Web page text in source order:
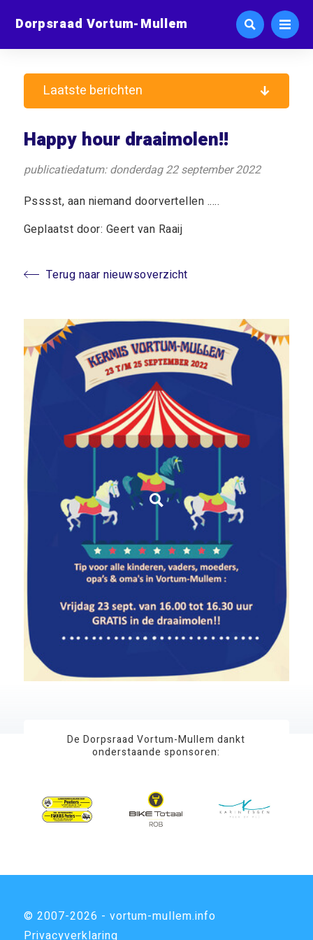
Dorpsraad Vortum-Mullem
Happy hour draaimolen!!
publicatiedatum: donderdag 22 september 2022
Psssst, aan niemand doorvertellen .....
Geplaatst door: Geert van Raaij
Terug naar nieuwsoverzicht
Laatste berichten
De Dorpsraad Vortum-Mullem dankt
onderstaande sponsoren:
© 2007-2026 - vortum-mullem.info
Privacyverklaring